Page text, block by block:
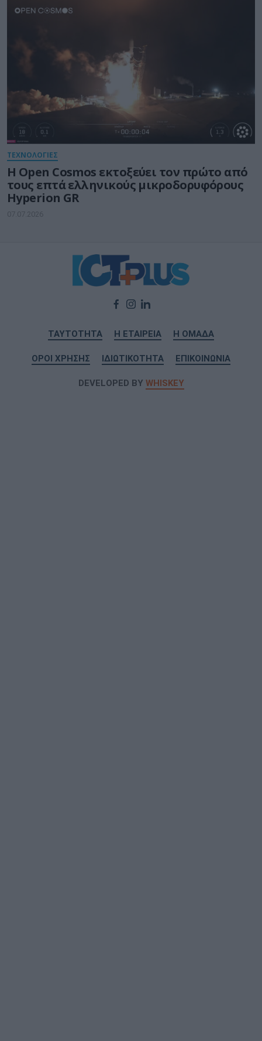
ΤΕΧΝΟΛΟΓΙΕΣ
Η Open Cosmos εκτοξεύει τον πρώτο από
τους επτά ελληνικούς μικροδορυφόρους
Hyperion GR
07.07.2026
ΤΑΥΤΟΤΗΤΑ Η ΕΤΑΙΡΕΙΑ Η ΟΜΑΔΑ
ΟΡΟΙ ΧΡΗΣΗΣ ΙΔΙΩΤΙΚΟΤΗΤΑ ΕΠΙΚΟΙΝΩΝΙΑ
DEVELOPED BY WHISKEY